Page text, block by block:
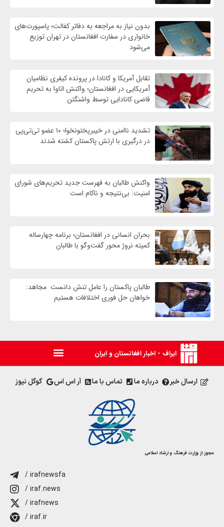
بدون نیاز به مراجعه به دفاتر کفالت؛ پاسپورت‌های
خانواری در سفارت افغانستان در تهران توزیع
می‌شود
تقابل آمریکا و کانادا در پرونده کیفری نظامیان
آمریکایی در افغانستان؛ واکنش اتاوا به تحریم
قاضی کانادایی توسط واشنگتن
تشدید ناامنی در خیبرپختونخوا؛ ۱۰ عضو تی‌تی‌پی
در درگیری با ارتش پاکستان کشته شدند
واكنش طالبان به فهرست جدید تحریم‌های شورای
امنیت: بی‌نتیجه و ناکام است
بحران انسانی در افغانستان؛ برنامه چهار‌ساله
کمیته نروژ محور گفت‌وگو با طالبان
طالبان پاکستان را عامل تنش دانست مجاهد:
خواهان حل فوری اختلافات هستیم
ایراف - اخبار افغانستان و ایران
ارسال خبر درباره ما تماس با ما آر اس اس گوگل نیوز
مجوز از وزارت فرهنگ و ارشاد اسلامی
/ irafnewsfa
/ iraf.news
/ irafnews
/ iraf.ir